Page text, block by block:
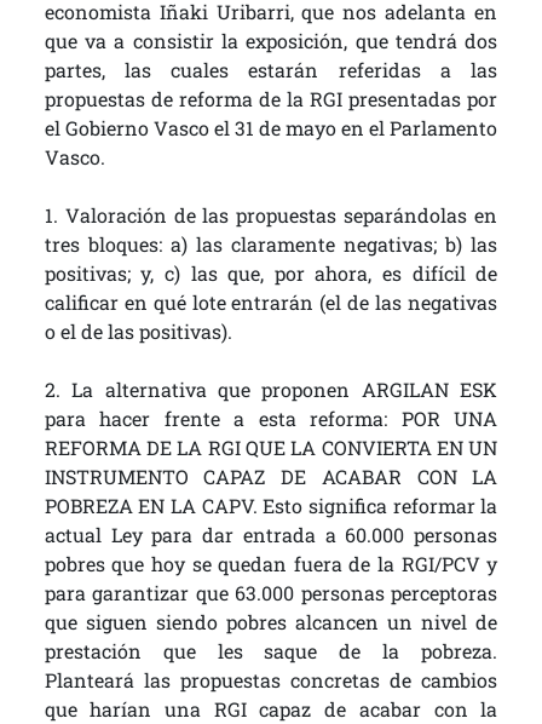
economista Iñaki Uribarri, que nos adelanta en
que va a consistir la exposición, que tendrá dos
partes, las cuales estarán referidas a las
propuestas de reforma de la RGI presentadas por
el Gobierno Vasco el 31 de mayo en el Parlamento
Vasco.
1. Valoración de las propuestas separándolas en
tres bloques: a) las claramente negativas; b) las
positivas; y, c) las que, por ahora, es difícil de
calificar en qué lote entrarán (el de las negativas
o el de las positivas).
2. La alternativa que proponen ARGILAN ESK
para hacer frente a esta reforma: POR UNA
REFORMA DE LA RGI QUE LA CONVIERTA EN UN
INSTRUMENTO CAPAZ DE ACABAR CON LA
POBREZA EN LA CAPV. Esto significa reformar la
actual Ley para dar entrada a 60.000 personas
pobres que hoy se quedan fuera de la RGI/PCV y
para garantizar que 63.000 personas perceptoras
que siguen siendo pobres alcancen un nivel de
prestación que les saque de la pobreza.
Planteará las propuestas concretas de cambios
que harían una RGI capaz de acabar con la